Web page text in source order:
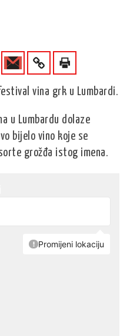
vina grk u Lumbardi.
u Lumbardu dolaze
bijelo vino koje se
grožđa istog imena.